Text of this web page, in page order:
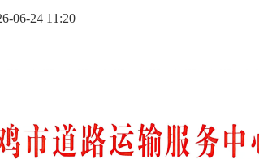
06-24 11:20